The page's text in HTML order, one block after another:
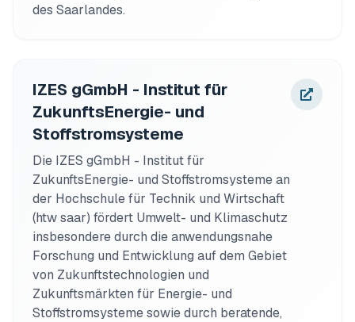
des Saarlandes.
IZES gGmbH - Institut für
ZukunftsEnergie- und
Stoffstromsysteme
Die IZES gGmbH - Institut für
ZukunftsEnergie- und Stoffstromsysteme an
der Hochschule für Technik und Wirtschaft
(htw saar) fördert Umwelt- und Klimaschutz
insbesondere durch die anwendungsnahe
Forschung und Entwicklung auf dem Gebiet
von Zukunftstechnologien und
Zukunftsmärkten für Energie- und
Stoffstromsysteme sowie durch beratende,